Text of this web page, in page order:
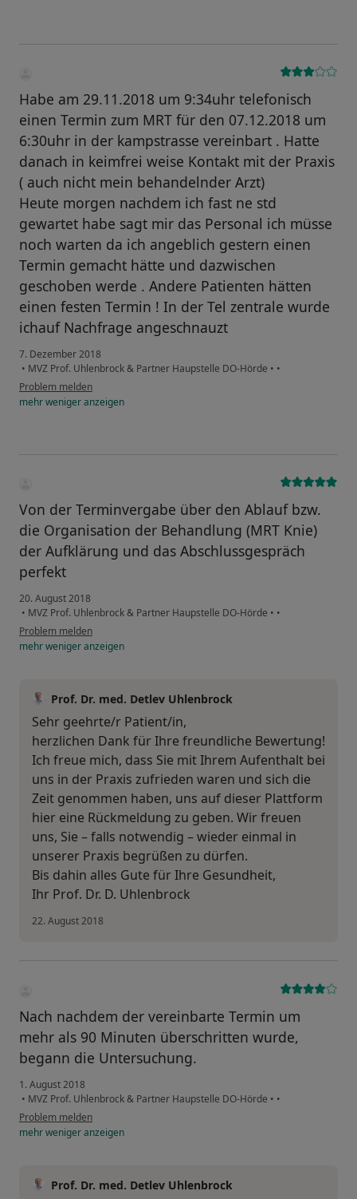
Habe am 29.11.2018 um 9:34uhr telefonisch
einen Termin zum MRT für den 07.12.2018 um
6:30uhr in der kampstrasse vereinbart . Hatte
danach in keimfrei weise Kontakt mit der Praxis
( auch nicht mein behandelnder Arzt)
Heute morgen nachdem ich fast ne std
gewartet habe sagt mir das Personal ich müsse
noch warten da ich angeblich gestern einen
Termin gemacht hätte und dazwischen
geschoben werde . Andere Patienten hätten
einen festen Termin ! In der Tel zentrale wurde
ichauf Nachfrage angeschnauzt
7. Dezember 2018
• MVZ Prof. Uhlenbrock & Partner Haupstelle DO-Hörde • •
Problem melden
mehrwenigeranzeigen
Von der Terminvergabe über den Ablauf bzw.
die Organisation der Behandlung (MRT Knie)
der Aufklärung und das Abschlussgespräch
perfekt
20. August 2018
• MVZ Prof. Uhlenbrock & Partner Haupstelle DO-Hörde • •
Problem melden
mehrwenigeranzeigen
Prof. Dr. med. Detlev Uhlenbrock
Sehr geehrte/r Patient/in,
herzlichen Dank für Ihre freundliche Bewertung!
Ich freue mich, dass Sie mit Ihrem Aufenthalt bei
uns in der Praxis zufrieden waren und sich die
Zeit genommen haben, uns auf dieser Plattform
hier eine Rückmeldung zu geben. Wir freuen
uns, Sie – falls notwendig – wieder einmal in
unserer Praxis begrüßen zu dürfen.
Bis dahin alles Gute für Ihre Gesundheit,
Ihr Prof. Dr. D. Uhlenbrock
22. August 2018
Nach nachdem der vereinbarte Termin um
mehr als 90 Minuten überschritten wurde,
begann die Untersuchung.
1. August 2018
• MVZ Prof. Uhlenbrock & Partner Haupstelle DO-Hörde • •
Problem melden
mehrwenigeranzeigen
Prof. Dr. med. Detlev Uhlenbrock